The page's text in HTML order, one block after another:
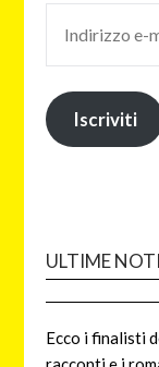
Iscriviti
ULTIME
Ecco i finalisti